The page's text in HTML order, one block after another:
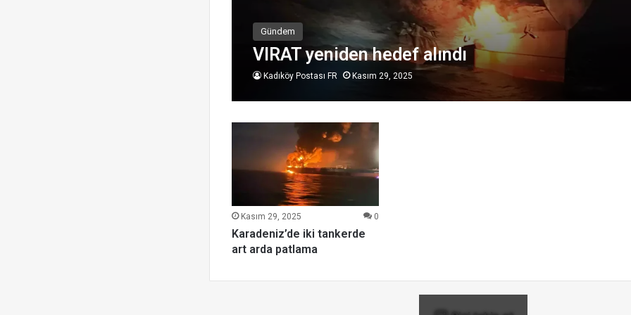
Gündem
VIRAT yeniden hedef alındı
Kadıköy Postası FR Kasım 29, 2025
Kasım 29, 2025 0
Karadeniz’de iki tankerde
art arda patlama